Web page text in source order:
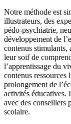
Notre méthode est
illustrateurs, des
pédo-psychiatrie,
développement de
contenus stimulants,
leur soif de
l’apprentissage du
contenus
prolongement de
activités éducatives.
avec des conseillers
scolaire.